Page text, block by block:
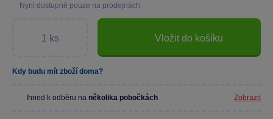
Nyní dostupné pouze na prodejnách
Vložit do košíku
Kdy budu mít zboží doma?
Ihned k odběru na několika pobočkách Zobrazit